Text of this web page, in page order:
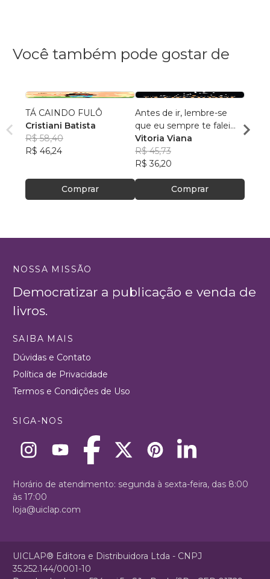
Você também pode gostar de
TÁ CAINDO FULÔ
Cristiani Batista
R$ 58,40
R$ 46,24
Comprar
Antes de ir, lembre-se
que eu sempre te falei
que seria amor
Vitoria Viana
R$ 45,73
R$ 36,20
Comprar
Xixá
NOSSA MISSÃO
Democratizar a publicação e venda de
livros.
SAIBA MAIS
Dúvidas e Contato
Política de Privacidade
Termos e Condições de Uso
SIGA-NOS
Horário de atendimento: segunda à sexta-feira, das 8:00
às 17:00
loja@uiclap.com
UICLAP® Editora e Distribuidora Ltda - CNPJ
35.252.144/0001-10